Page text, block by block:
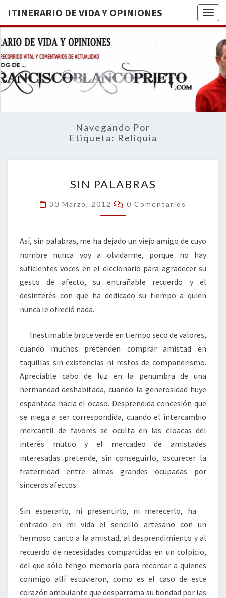
ITINERARIO DE VIDA Y OPINIONES
DE
BREVE
RECORRIDO
VITAL Y
ACTUALIDAD
Navegando Por
Etiqueta: Reliquia
PALABRAS
SIN PALABRAS
30 Marzo, 2012 Comentarios
0 Comentarios
Así, sin palabras, me ha dejado un viejo amigo de cuyo
nombre nunca voy a olvidarme, porque no hay
suficientes voces en el diccionario para agradecer su
gesto de afecto, su entrañable recuerdo y el
desinterés con que ha dedicado su tiempo a quien
nunca le ofreció nada.
Inestimable brote verde en tiempo seco de valores,
cuando muchos pretenden comprar amistad en
taquillas sin existencias ni restos de compañerismo.
Apreciable cabo de luz en la penumbra de una
hermandad deshabitada, cuando la generosidad huye
espantada hacia el ocaso. Desprendida concesión que
se niega a ser correspondida, cuando el intercambio
mercantil de favores se oculta en las cloacas del
interés mutuo y el mercadeo de amistades
interesadas pretende, sin conseguirlo, oscurecer la
fraternidad entre almas grandes ocupadas por
sinceros afectos.
Sin esperarlo, ni presentirlo, ni merecerlo, ha
entrado en mi vida el sencillo artesano con un
hermoso canto a la amistad, al desprendimiento y al
recuerdo de necesidades compartidas en un colpicio,
del que sólo tengo memoria para recordar a quienes
conmigo allí estuvieron, como es el caso de este
corazón ambulante que desparrama su bondad por las